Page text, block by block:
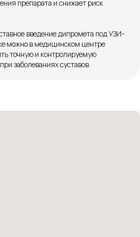
препарата и снижает риск
введение дипромета под УЗИ-
можно в медицинском центре
точную и контролируемую
заболеваниях суставов.
данных